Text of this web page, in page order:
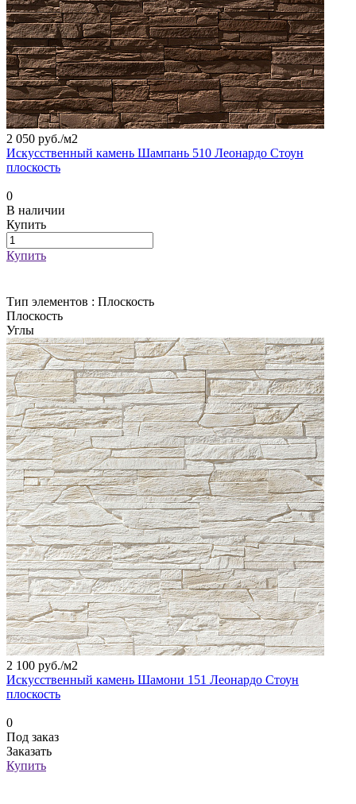
2 050 руб./м2
Искусственный камень Шампань 510 Леонардо Стоун
плоскость
0
В наличии
Купить
Купить
Тип элементов : Плоскость
Плоскость
Углы
2 100 руб./м2
Искусственный камень Шамони 151 Леонардо Стоун
плоскость
0
Под заказ
Заказать
Купить